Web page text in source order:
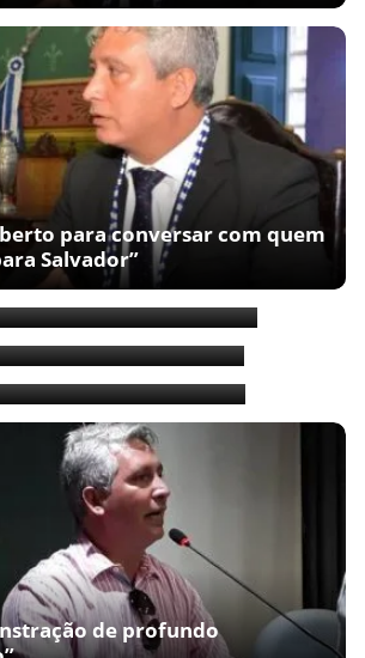
para conversar com quem
Salvador”
de vereadores
Carballal e ACM Neto
critica Pimentel
de profundo